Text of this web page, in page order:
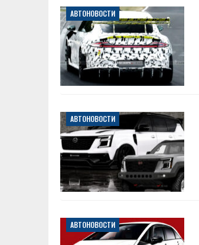
АВТОНОВОСТИ
АВТОНОВОСТИ
АВТОНОВОСТИ